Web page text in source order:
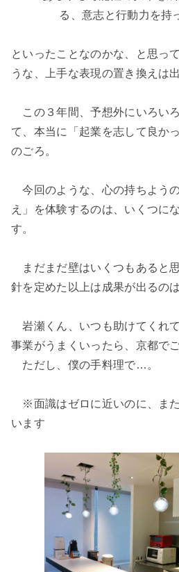
る、意志と行動力を持
といったことなのかな、と思っ
うな、上手な表現の置き換えは
この３年間、予想外にいろい
て、本当に「起業を志して良か
のごろ。
今回のような、心の持ちよう
え」を体験するのは、いくつに
す。
まだまだ壁はいくつもあると
針を定めた以上は成果が出るの
岩瀬くん、いつも助けてくれ
事業がうまくいったら、京都で
ただし、僕の手料理で…。
※面識はゼロに近いのに、ま
います